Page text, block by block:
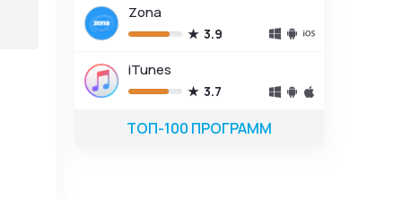
Zona
3.9
iTunes
3.7
ТОП-100 ПРОГРАММ